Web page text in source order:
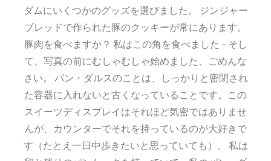
ダムにいくつかのグッズを選びました。 ジンジャー
ブレッドで作られた豚のクッキーが常にあります。
豚肉を食べますか？ 私はこの角を食べました – そし
て、写真の前にむしゃむしゃ始めました、ごめんな
さい。 パン・ダルスのことは、しっかりと密閉され
た容器に入れないと古くなっていることです。この
スイーツディスプレイはそれほど気密ではありませ
んが、カウンターでそれを持っているのが大好きで
す（たとえ一日中歩きたいと思っていても）。 私は